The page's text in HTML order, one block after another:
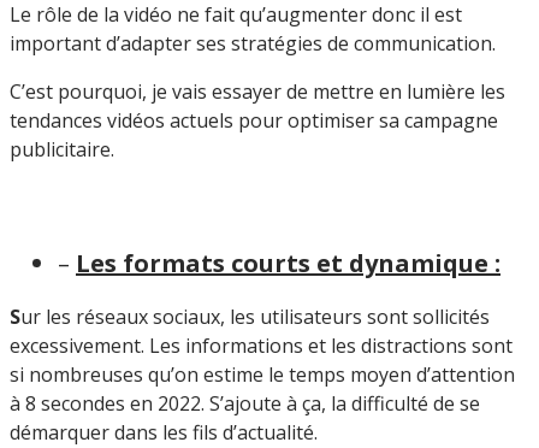
Le rôle de la vidéo ne fait qu’augmenter donc il est
important d’adapter ses stratégies de communication.
C’est pourquoi, je vais essayer de mettre en lumière les
tendances vidéos actuels pour optimiser sa campagne
publicitaire.
– Les formats courts et dynamique :
Sur les réseaux sociaux, les utilisateurs sont sollicités
excessivement. Les informations et les distractions sont
si nombreuses qu’on estime le temps moyen d’attention
à 8 secondes en 2022. S’ajoute à ça, la difficulté de se
démarquer dans les fils d’actualité.